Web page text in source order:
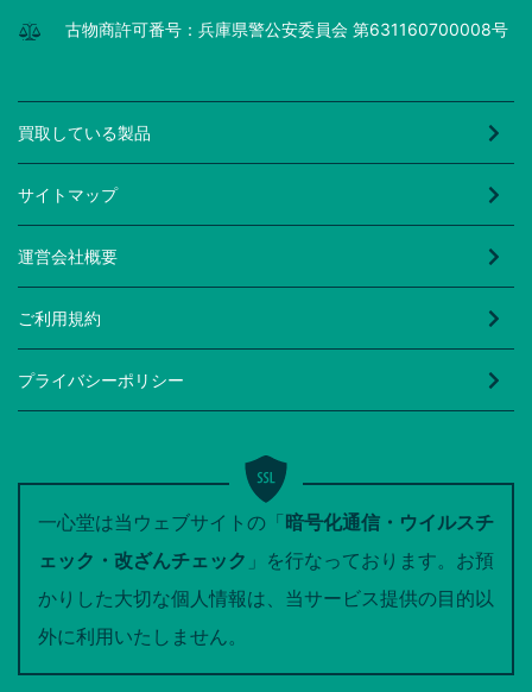
古物商許可番号：兵庫県警公安委員会 第631160700008号
買取している製品
サイトマップ
運営会社概要
ご利用規約
プライバシーポリシー
一心堂は当ウェブサイトの「暗号化通信・ウイルスチ
ェック・改ざんチェック 」を行なっております。お預
かりした大切な個人情報は、当サービス提供の目的以
外に利用いたしません。